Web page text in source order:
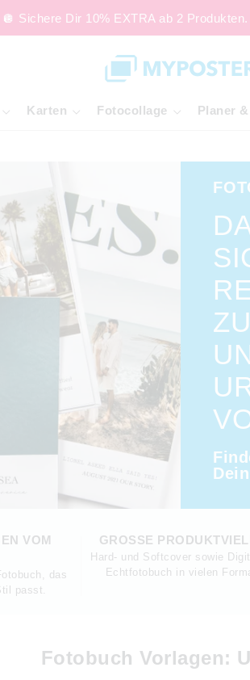
🪩 Sichere Dir 10% EXTRA ab 2 Produkten.
Karten Fotocollage Planer
VOM
das
passt.
GROSSE
Hard- und Softcover sowie
Echtfotobuch in vielen
Fotobuch Vorlagen: